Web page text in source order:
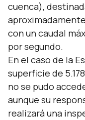
cuenca),
con un caudal
por segundo.
En el caso de la
superficie de
no se pudo
aunque su
realizará una